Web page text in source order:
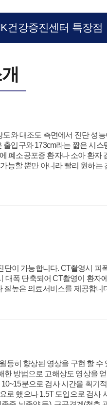
건강증진센터 특장점
와 대조도 측면에서 진단 성
입구와 173cm라는 짧은 시
폐소공포증 환자나 소아 환자
능할 뿐만 아니라 빨리 원하
이 가능합니다. CT촬영시 피
폭 단축되어 CT촬영이 환자
질높은 의료서비스를 제공합니
히 향상된 영상을 구현 할
방법으로 고해상도 영상을
분으로 검사 시간을 획기
했으나 1.5T 도입으로 검